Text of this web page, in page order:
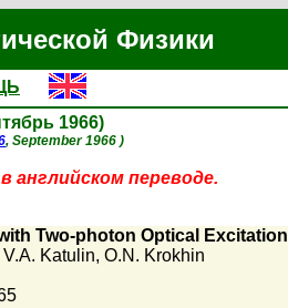
Физики
1966)
, September 1966 )
английском переводе.
Two-photon Optical Excitation
V.A. Katulin, O.N. Krokhin